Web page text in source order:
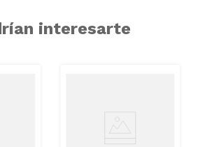
interesarte